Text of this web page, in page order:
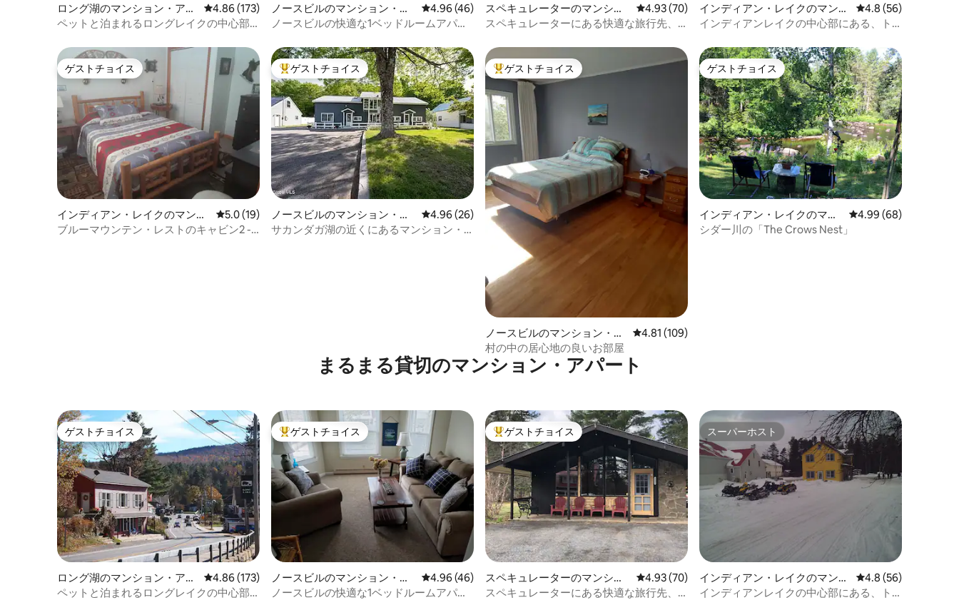
ロング湖のマンション・アパ
ート
レビュー173件、5つ星中4.86つ星の平均評価
4.86 (173)
ペットと泊まれるロングレイクの中心部
ノースビルのマンション・ア
パート
レビュー46件、5つ星中4.96つ星の平均評価
4.96 (46)
ノースビルの快適な1ベッドルームアパー
スペキュレーターのマンショ
ン・アパート
レビュー70件、5つ星中4.93つ星の平均評価
4.93 (70)
スペキュレーターにある快適な旅行先、Lil
インディアン・レイクのマンシ
ョン・アパート
レビュー56件、5つ
4.8 (56)
インディアンレイクの中心部にある、ト
ゲストチョイス
ゲストチョイス
インディアン・レイクのマンシ
ョン・アパート
レビュー19件、5つ星中5.0つ星の平均評価
5.0 (19)
ブルーマウンテン・レストのキャビン2 -
大好評のゲストチョイスです。
ゲストチョイス
ノースビルのマンション・ア
パート
レビュー26件、5つ星中4.96つ星の平均評価
4.96 (26)
サカンダガ湖の近くにあるマンション・
大好評のゲストチョイスです。
ゲストチョイス
ノースビルのマンション・ア
パート
レビュー109件、5つ星中4.81つ星の平均評価
4.81 (109)
村の中の居心地の良いお部屋
ゲストチョイス
ゲストチョイス
インディアン・レイクのマン
ション・アパート
レビュー68件、5つ星
4.99 (68)
シダー川の「The Crows Nest」
まるまる貸切のマンション・アパート
ゲストチョイス
ゲストチョイス
ロング湖のマンション・アパ
ート
レビュー173件、5つ星中4.86つ星の平均評価
4.86 (173)
ペットと泊まれるロングレイクの中心部
大好評のゲストチョイスです。
ゲストチョイス
ノースビルのマンション・ア
パート
レビュー46件、5つ星中4.96つ星の平均評価
4.96 (46)
ノースビルの快適な1ベッドルームアパー
大好評のゲストチョイスです。
ゲストチョイス
スペキュレーターのマンショ
ン・アパート
レビュー70件、5つ星中4.93つ星の平均評価
4.93 (70)
スペキュレーターにある快適な旅行先、Lil
スーパーホスト
スーパーホスト
インディアン・レイクのマンシ
ョン・アパート
レビュー56件、5つ
4.8 (56)
インディアンレイクの中心部にある、ト